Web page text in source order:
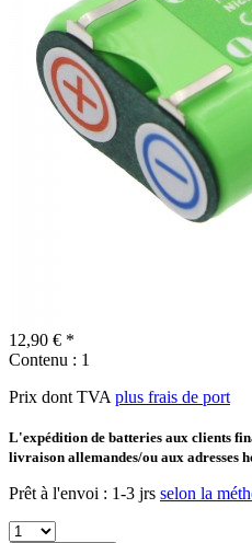
12,90 € *
Contenu : 1
Prix dont TVA plus frais de port
L'expédition de batteries aux clients
livraison allemandes/ou aux adresses
Prêt à l'envoi : 1-3 jrs selon la